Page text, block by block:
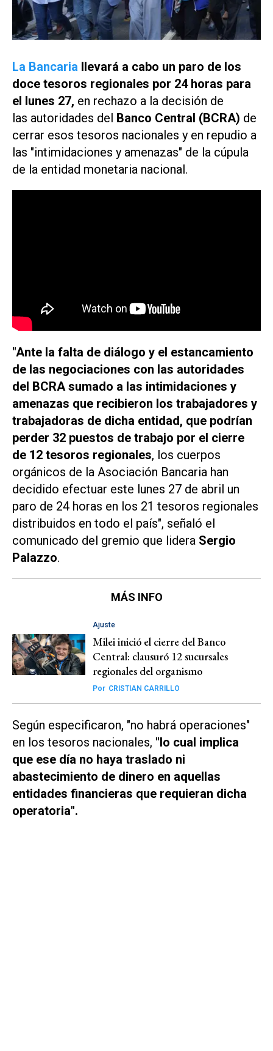
La Bancaria llevará a cabo un paro de los
doce tesoros regionales por 24 horas para
el lunes 27, en rechazo a la decisión de
las autoridades del Banco Central (BCRA) de
cerrar esos tesoros nacionales y en repudio a
las "intimidaciones y amenazas" de la cúpula
de la entidad monetaria nacional.
"Ante la falta de diálogo y el estancamiento
de las negociaciones con las autoridades
del BCRA sumado a las intimidaciones y
amenazas que recibieron los trabajadores y
trabajadoras de dicha entidad, que podrían
perder 32 puestos de trabajo por el cierre
de 12 tesoros regionales, los cuerpos
orgánicos de la Asociación Bancaria han
decidido efectuar este lunes 27 de abril un
paro de 24 horas en los 21 tesoros regionales
distribuidos en todo el país", señaló el
comunicado del gremio que lidera Sergio
Palazzo.
MÁS INFO
Ajuste
Milei inició el cierre del Banco
Central: clausuró 12 sucursales
regionales del organismo
Por CRISTIAN CARRILLO
Según especificaron, "no habrá operaciones"
en los tesoros nacionales, "lo cual implica
que ese día no haya traslado ni
abastecimiento de dinero en aquellas
entidades financieras que requieran dicha
operatoria".